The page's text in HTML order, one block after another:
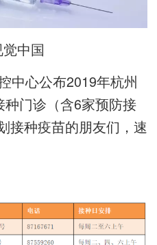
中国
心公布2019年杭州
门诊（含6家预防接
接种疫苗的朋友们，速